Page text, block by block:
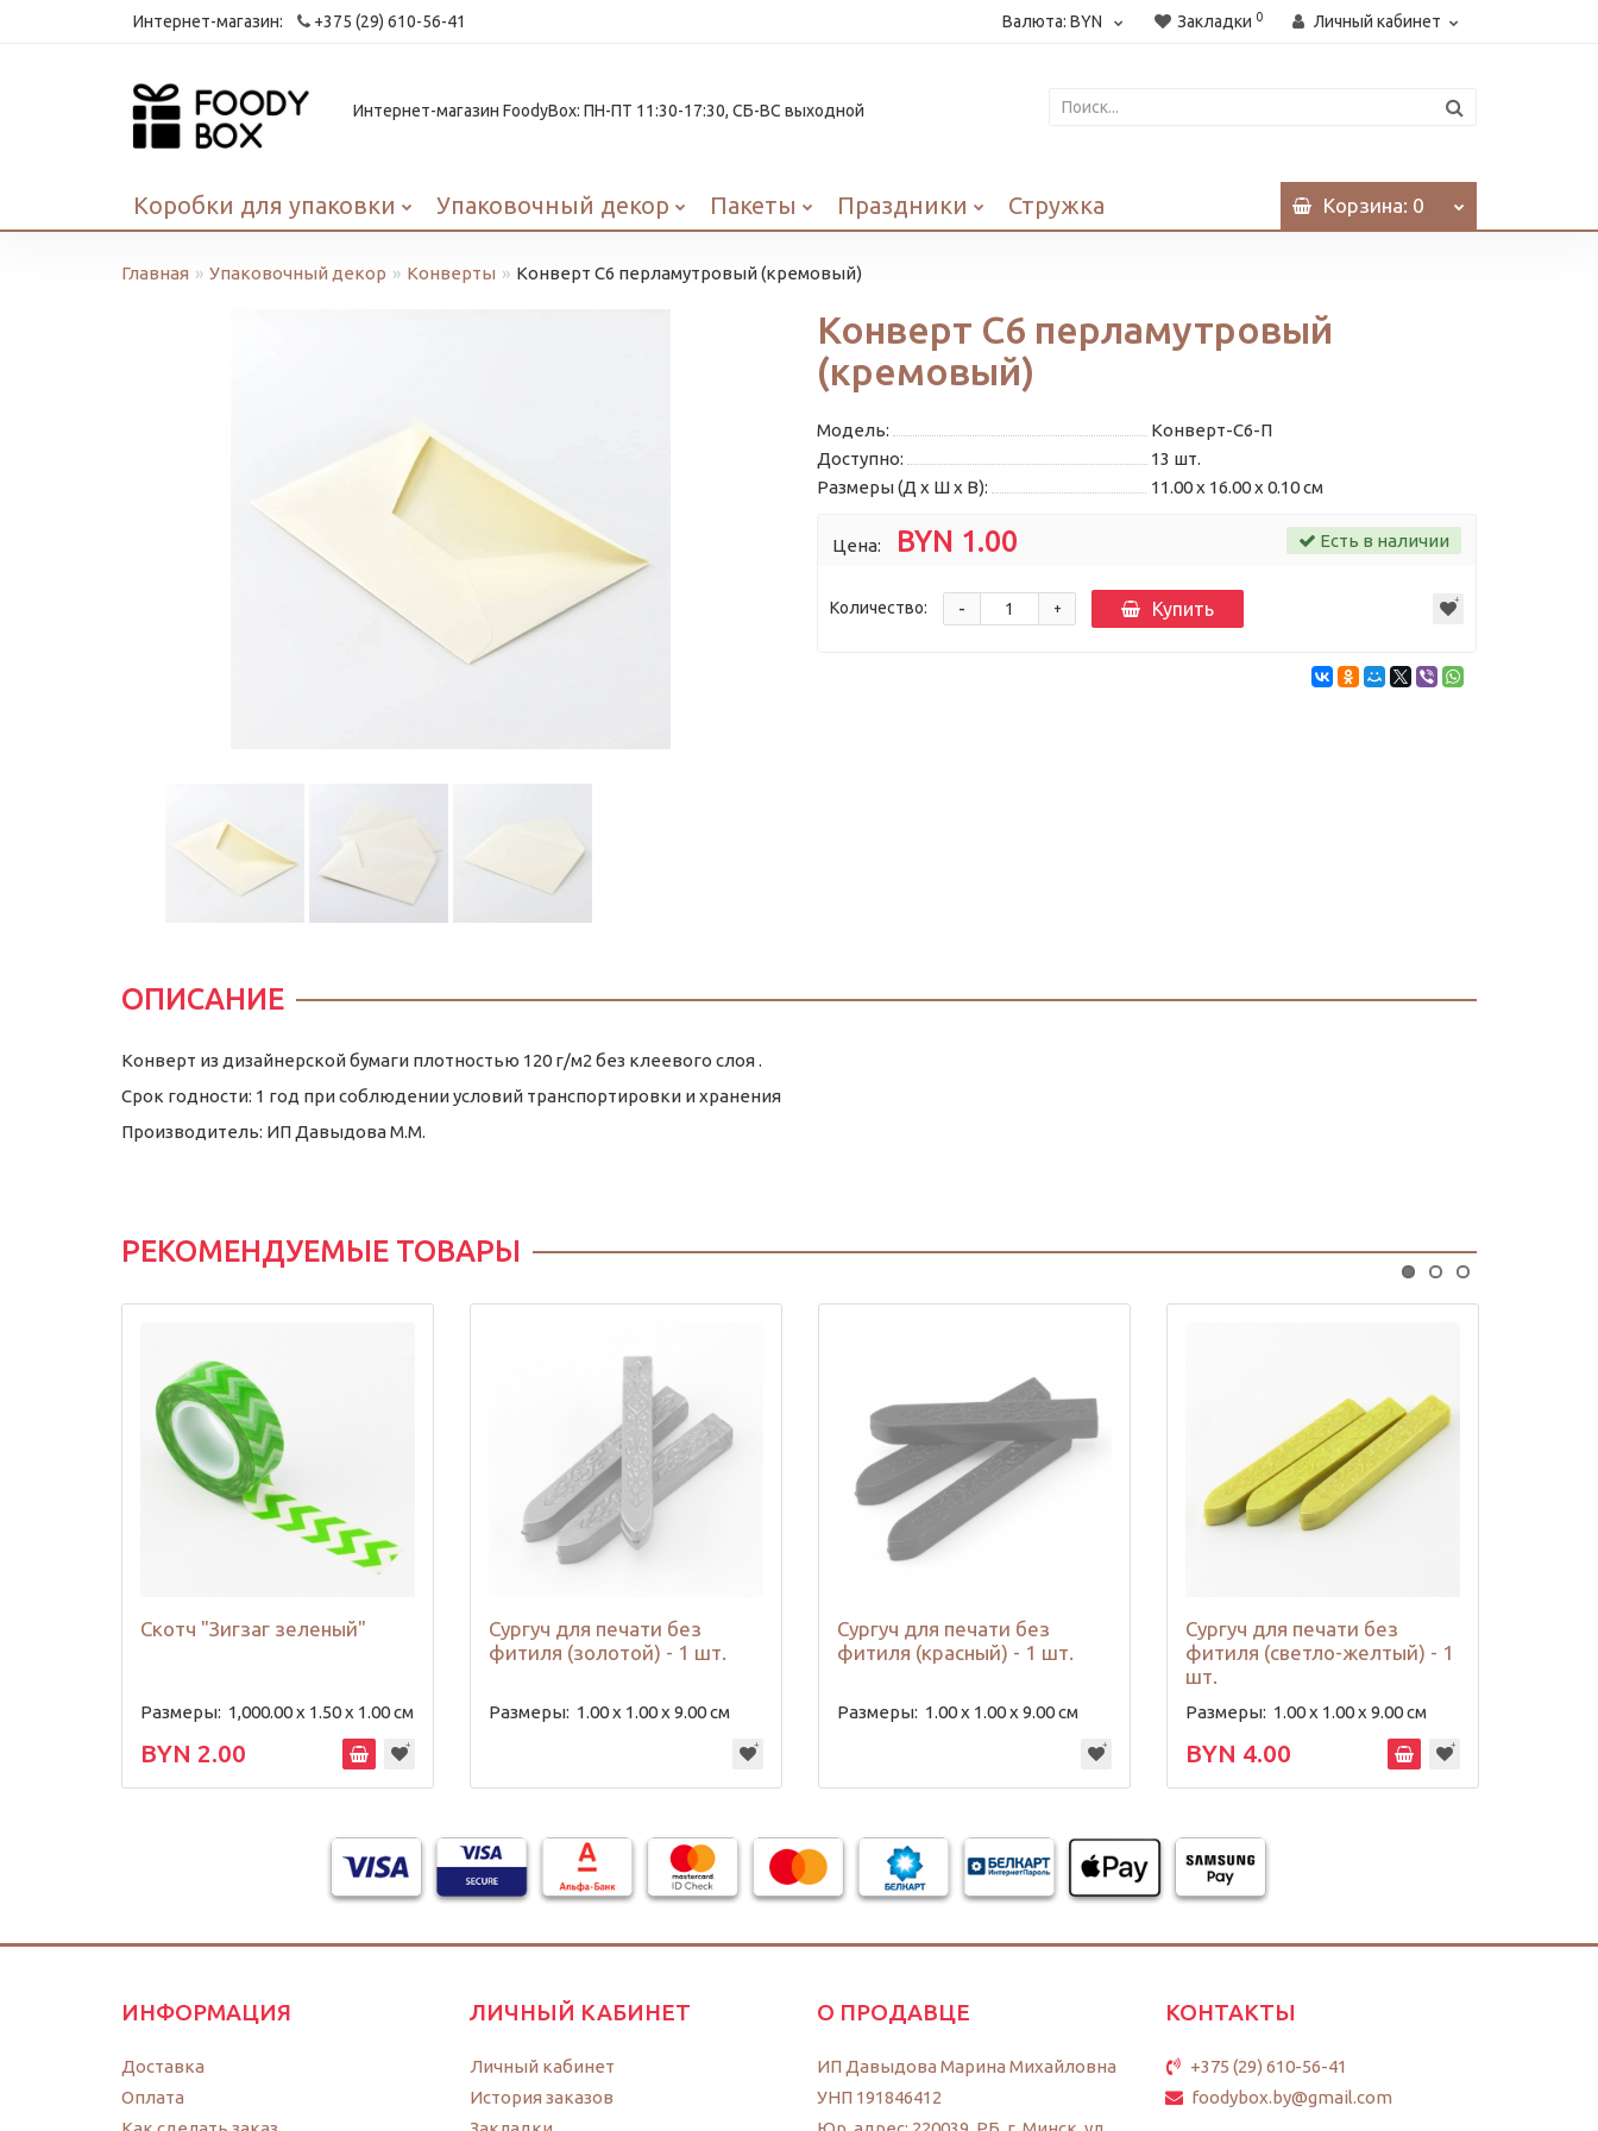
Интернет-магазин: +375 (29) 610-56-41 Валюта: BYN Закладки 0 Личный кабинет
Интернет-магазин FoodyBox: ПН-ПТ 11:30-17:30, СБ-ВС выходной
Коробки для упаковки Упаковочный декор Пакеты Праздники Стружка Корзина: 0
Главная Упаковочный декор Конверты Конверт С6 перламутровый (кремовый)
Конверт С6 перламутровый
(кремовый)
Модель:
Конверт-С6-П
Доступно:
13 шт.
Размеры (Д x Ш x В):
11.00 x 16.00 x 0.10 см
Цена: BYN 1.00 Есть в наличии
Количество: +
- Купить
ОПИСАНИЕ
Конверт из дизайнерской бумаги плотностью 120 г/м2 без клеевого слоя .
Срок годности: 1 год при соблюдении условий транспортировки и хранения
Производитель: ИП Давыдова М.М.
РЕКОМЕНДУЕМЫЕ ТОВАРЫ
Скотч "Зигзаг зеленый"
Размеры: 1,000.00 х 1.50 х 1.00 см
BYN 2.00
Сургуч для печати без
фитиля (золотой) - 1 шт.
Размеры: 1.00 х 1.00 х 9.00 см
Сургуч для печати без
фитиля (красный) - 1 шт.
Размеры: 1.00 х 1.00 х 9.00 см
Сургуч для печати без
фитиля (светло-желтый) - 1
шт.
Размеры: 1.00 х 1.00 х 9.00 см
BYN 4.00
ИНФОРМАЦИЯ
Доставка
Оплата
ЛИЧНЫЙ КАБИНЕТ
Личный кабинет
История заказов
О ПРОДАВЦЕ
ИП Давыдова Марина Михайловна
УНП 191846412
КОНТАКТЫ
+375 (29) 610-56-41
foodybox.by@gmail.com